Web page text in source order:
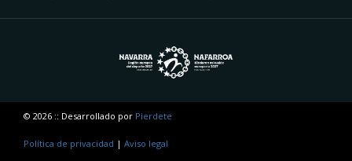
© 2026 :: Desarrollado por Pierdete
Política de privacidad | Aviso legal